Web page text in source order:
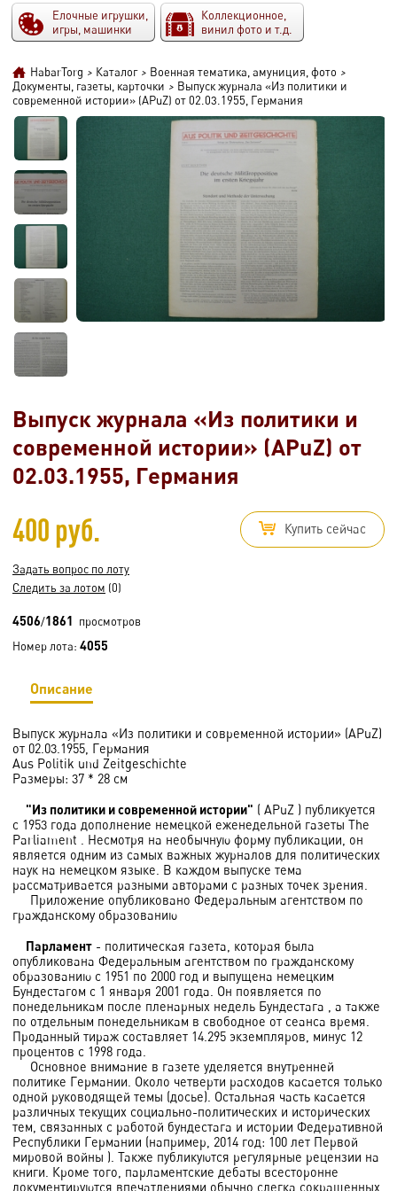
Елочные игрушки,
игры, машинки
Коллекционное,
винил фото и т.д.
HabarTorg > Каталог > Военная тематика, амуниция, фото >
Документы, газеты, карточки > Выпуск журнала «Из политики и
современной истории» (APuZ) от 02.03.1955, Германия
Выпуск журнала «Из политики и
современной истории» (APuZ) от
02.03.1955, Германия
400 руб. Купить сейчас
Задать вопрос по лоту
Следить за лотом (0)
4506/1861 просмотров
Номер лота: 4055
Описание
Выпуск журнала «Из политики и современной истории» (APuZ)
от 02.03.1955, Германия
Aus Politik und Zeitgeschichte
Размеры: 37 * 28 см
"Из политики и современной истории" ( APuZ ) публикуется
с 1953 года дополнение немецкой еженедельной газеты The
Parliament . Несмотря на необычную форму публикации, он
является одним из самых важных журналов для политических
наук на немецком языке. В каждом выпуске тема
рассматривается разными авторами с разных точек зрения.
Приложение опубликовано Федеральным агентством по
гражданскому образованию
Парламент - политическая газета, которая была
опубликована Федеральным агентством по гражданскому
образованию с 1951 по 2000 год и выпущена немецким
Бундестагом с 1 января 2001 года. Он появляется по
понедельникам после пленарных недель Бундестага , а также
по отдельным понедельникам в свободное от сеанса время.
Проданный тираж составляет 14.295 экземпляров, минус 12
процентов с 1998 года.
Основное внимание в газете уделяется внутренней
политике Германии. Около четверти расходов касается только
одной руководящей темы (досье). Остальная часть касается
различных текущих социально-политических и исторических
тем, связанных с работой бундестага и истории Федеративной
Республики Германии (например, 2014 год: 100 лет Первой
мировой войны ). Также публикуются регулярные рецензии на
книги. Кроме того, парламентские дебаты всесторонне
документируются впечатлениями обычно слегка сокращенных